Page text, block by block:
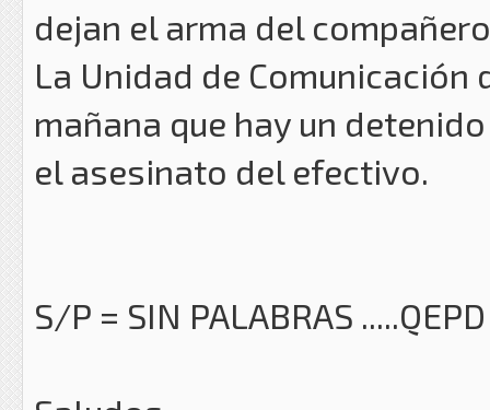
dejan el arma del
La Unidad de
mañana que hay un
el asesinato del efectivo.
S/P = SIN PALABRAS .....QEPD